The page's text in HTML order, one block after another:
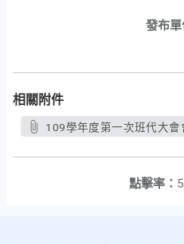
發布單
相關附件
109學年度第一次班代大
點擊率：